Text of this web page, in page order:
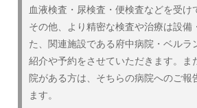
血液検査・尿検査・便検査などを受け
その他、より精密な検査や治療は設備
た、関連施設である府中病院・ベルラ
紹介や予約をさせていただきます。ま
院がある方は、そちらの病院へのご報
ます。